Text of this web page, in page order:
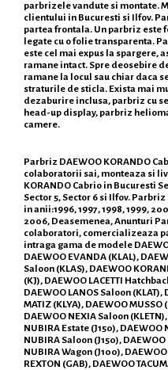
parbrizele vandute si montate.
clientului in Bucuresti si Ilfov.
partea frontala. Un parbriz este
legate cu o folie transparenta.
este cel mai expus la spargere,
ramane intact. Spre deosebire
ramane la locul sau chiar daca
straturile de sticla. Exista mai
dezaburire inclusa, parbriz cu
head-up display, parbriz
camere.
Parbriz DAEWOO KORANDO
colaboratorii sai, monteaza si
KORANDO Cabrio in Bucuresti
Sector 5, Sector 6 si Ilfov.
in anii:1996, 1997, 1998, 1999,
2006, Deasemenea, Anunturi
colaboratori, comercializeaza
intraga gama de modele
DAEWOO EVANDA (KLAL),
Saloon (KLAS), DAEWOO
(KJ), DAEWOO LACETTI
DAEWOO LANOS Saloon
MATIZ (KLYA), DAEWOO MUSSO
DAEWOO NEXIA Saloon
NUBIRA Estate (J150),
NUBIRA Saloon (J150),
NUBIRA Wagon (J100),
REXTON (GAB), DAEWOO